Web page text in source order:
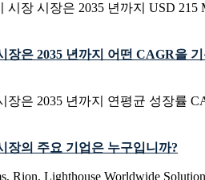
시장 시장은 2035 년까지 USD 215
장은 2035 년까지 어떤 CAGR을
장은 2035 년까지 연평균 성장률
장의 주요 기업은 누구입니까?
Rion, Lighthouse Worldwide